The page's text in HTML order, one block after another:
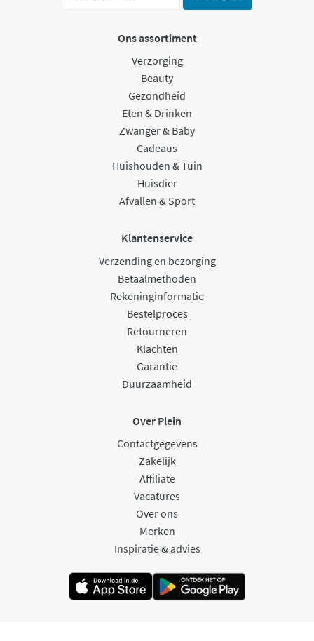
Ons assortiment
Verzorging
Beauty
Gezondheid
Eten & Drinken
Zwanger & Baby
Cadeaus
Huishouden & Tuin
Huisdier
Afvallen & Sport
Klantenservice
Verzending en bezorging
Betaalmethoden
Rekeninginformatie
Bestelproces
Retourneren
Klachten
Garantie
Duurzaamheid
Over Plein
Contactgegevens
Zakelijk
Affiliate
Vacatures
Over ons
Merken
Inspiratie & advies